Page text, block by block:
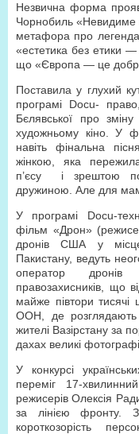
Незвична форма
Чорнобиль «Невидиме
метафора про
«естетика без етики —
що «Європа — це
Поставила у глухий
програмі Docu-
Бєлявської про
художньому кіно. У
навіть фінальна
жінкою, яка
п’єсу і зрештою
дружиною. Але для
У програмі Docu-
фільм «Дрон»
дронів США у
Пакистану, ведуть
оператор дронів
правозахисників, що
майже півтори тисячі
ООН, де
жителі Вазірстану за
дахах великі
У конкурсі
переміг 17-
режисерів Олексія
за лінією фронту.
короткозорість